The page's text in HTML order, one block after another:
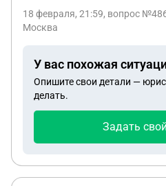
18 февраля, 21:59, вопрос
Москва
У вас похожая
Опишите свои детали —
делать.
Задать